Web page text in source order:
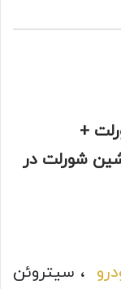
+
شورلت در
، سیتروئن